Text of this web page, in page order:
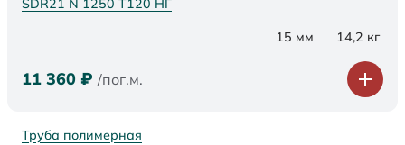
SDR21 N 1250 Т120 НГ
15 мм 14,2 кг
11 360 ₽ /пог.м.
Труба полимерная